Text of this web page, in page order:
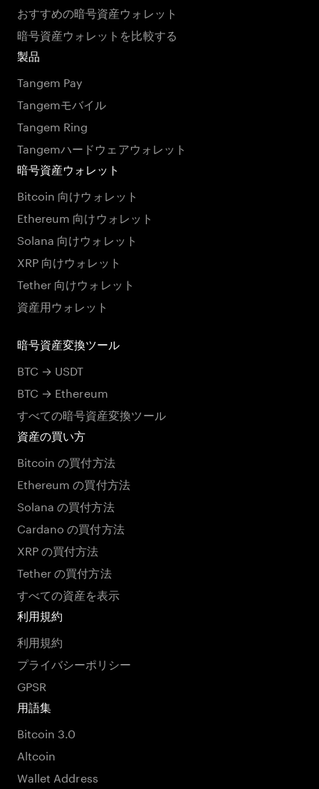
おすすめの暗号資産ウォレット
暗号資産ウォレットを比較する
製品
Tangem Pay
Tangemモバイル
Tangem Ring
Tangemハードウェアウォレット
暗号資産ウォレット
Bitcoin 向けウォレット
Ethereum 向けウォレット
Solana 向けウォレット
XRP 向けウォレット
Tether 向けウォレット
資産用ウォレット
暗号資産変換ツール
BTC → USDT
BTC → Ethereum
すべての暗号資産変換ツール
資産の買い方
Bitcoin の買付方法
Ethereum の買付方法
Solana の買付方法
Cardano の買付方法
XRP の買付方法
Tether の買付方法
すべての資産を表示
利用規約
利用規約
プライバシーポリシー
GPSR
用語集
Bitcoin 3.0
Altcoin
Wallet Address